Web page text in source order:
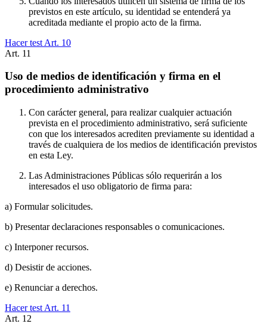
previstos en este artículo, su identidad se entenderá ya
acreditada mediante el propio acto de la firma.
Hacer test Art. 10
Art. 11
Uso de medios de identificación y firma en el
procedimiento administrativo
Con carácter general, para realizar cualquier actuación
prevista en el procedimiento administrativo, será suficiente
con que los interesados acrediten previamente su identidad a
través de cualquiera de los medios de identificación previstos
en esta Ley.
Las Administraciones Públicas sólo requerirán a los
interesados el uso obligatorio de firma para:
a) Formular solicitudes.
b) Presentar declaraciones responsables o comunicaciones.
c) Interponer recursos.
d) Desistir de acciones.
e) Renunciar a derechos.
Hacer test Art. 11
Art. 12